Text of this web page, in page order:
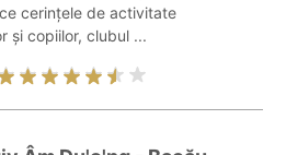
cerințele de activitate
și copiilor, clubul ...